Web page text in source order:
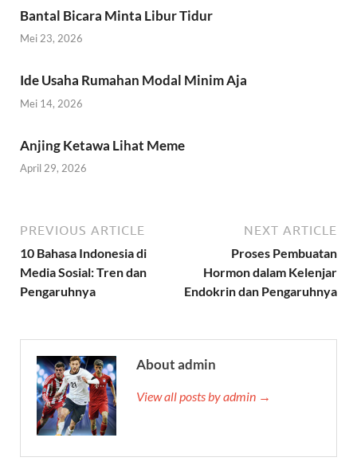
Bantal Bicara Minta Libur Tidur
Mei 23, 2026
Ide Usaha Rumahan Modal Minim Aja
Mei 14, 2026
Anjing Ketawa Lihat Meme
April 29, 2026
PREVIOUS ARTICLE
10 Bahasa Indonesia di
Media Sosial: Tren dan
Pengaruhnya
NEXT ARTICLE
Proses Pembuatan
Hormon dalam Kelenjar
Endokrin dan Pengaruhnya
About admin
View all posts by admin →